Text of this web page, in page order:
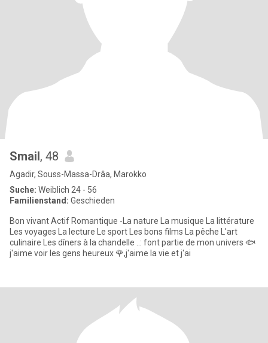
Smail, 48
Agadir, Souss-Massa-Drâa, Marokko
Suche: Weiblich 24 - 56
Familienstand: Geschieden
Bon vivant Actif Romantique -La nature La musique La littérature
Les voyages La lecture Le sport Les bons films La pêche L'art
culinaire Les dîners à la chandelle ..: font partie de mon univers 🐟
j'aime voir les gens heureux 🌹,j'aime la vie et j'ai